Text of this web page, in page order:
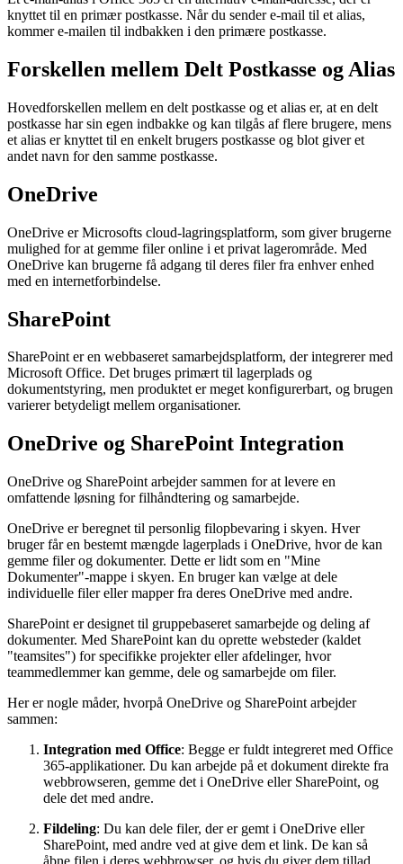
knyttet til en primær postkasse. Når du sender e-mail til et alias,
kommer e-mailen til indbakken i den primære postkasse.
Forskellen mellem Delt Postkasse og Alias
Hovedforskellen mellem en delt postkasse og et alias er, at en delt
postkasse har sin egen indbakke og kan tilgås af flere brugere, mens
et alias er knyttet til en enkelt brugers postkasse og blot giver et
andet navn for den samme postkasse.
OneDrive
OneDrive er Microsofts cloud-lagringsplatform, som giver brugerne
mulighed for at gemme filer online i et privat lagerområde. Med
OneDrive kan brugerne få adgang til deres filer fra enhver enhed
med en internetforbindelse.
SharePoint
SharePoint er en webbaseret samarbejdsplatform, der integrerer med
Microsoft Office. Det bruges primært til lagerplads og
dokumentstyring, men produktet er meget konfigurerbart, og brugen
varierer betydeligt mellem organisationer.
OneDrive og SharePoint Integration
OneDrive og SharePoint arbejder sammen for at levere en
omfattende løsning for filhåndtering og samarbejde.
OneDrive er beregnet til personlig filopbevaring i skyen. Hver
bruger får en bestemt mængde lagerplads i OneDrive, hvor de kan
gemme filer og dokumenter. Dette er lidt som en "Mine
Dokumenter"-mappe i skyen. En bruger kan vælge at dele
individuelle filer eller mapper fra deres OneDrive med andre.
SharePoint er designet til gruppebaseret samarbejde og deling af
dokumenter. Med SharePoint kan du oprette websteder (kaldet
"teamsites") for specifikke projekter eller afdelinger, hvor
teammedlemmer kan gemme, dele og samarbejde om filer.
Her er nogle måder, hvorpå OneDrive og SharePoint arbejder
sammen:
Integration med Office: Begge er fuldt integreret med Office
365-applikationer. Du kan arbejde på et dokument direkte fra
webbrowseren, gemme det i OneDrive eller SharePoint, og
dele det med andre.
Fildeling: Du kan dele filer, der er gemt i OneDrive eller
SharePoint, med andre ved at give dem et link. De kan så